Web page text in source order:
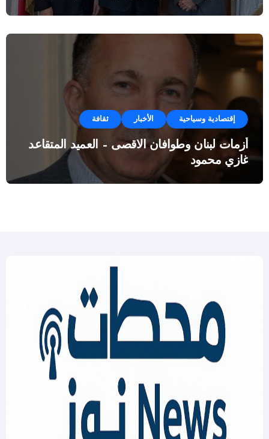
إقتصادية وسياحية الأخبار ثقافة
أزمات لبنان وطوافان الاقصى – العميد المتقاعد
غازي محمود